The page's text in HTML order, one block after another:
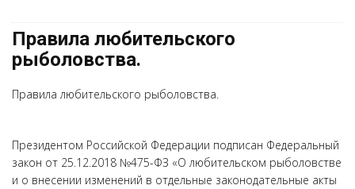
Правила любительского
рыболовства.
Правила любительского рыболовства.
Президентом Российской Федерации подписан Федеральный
закон от 25.12.2018 №475-ФЗ «О любительском рыболовстве
и о внесении изменений в отдельные законодательные акты